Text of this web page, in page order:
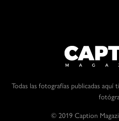
Todas las fotografías publicadas
© 2019 Caption